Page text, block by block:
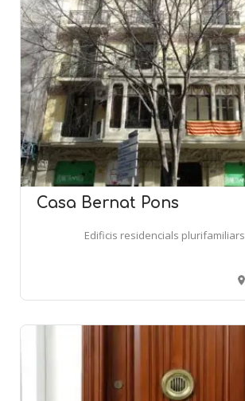
Casa Bernat Pons
Edificis residencials plurifamiliars